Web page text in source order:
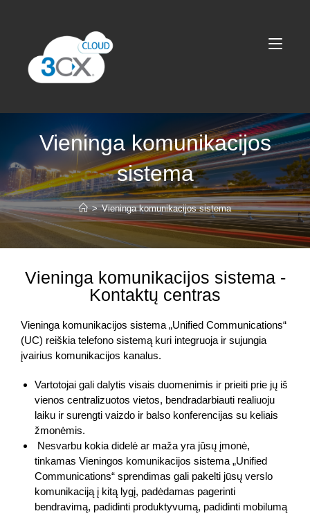
Vieninga komunikacijos
sistema
> Vieninga komunikacijos sistema
Vieninga komunikacijos sistema -
Kontaktų centras
Vieninga komunikacijos sistema „Unified Communications“
(UC) reiškia telefono sistemą kuri integruoja ir sujungia
įvairius komunikacijos kanalus.
Vartotojai gali dalytis visais duomenimis ir prieiti prie jų iš
vienos centralizuotos vietos, bendradarbiauti realiuoju
laiku ir surengti vaizdo ir balso konferencijas su keliais
žmonėmis.
Nesvarbu kokia didelė ar maža yra jūsų įmonė,
tinkamas Vieningos komunikacijos sistema „Unified
Communications“ sprendimas gali pakelti jūsų verslo
komunikaciją į kitą lygį, padėdamas pagerinti
bendravimą, padidinti produktyvumą, padidinti mobilumą